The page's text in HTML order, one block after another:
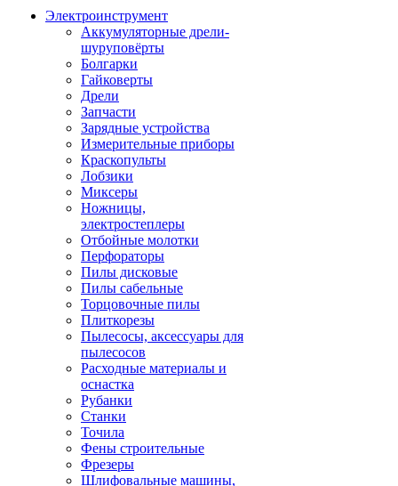
Электроинструмент
Аккумуляторные дрели-
шуруповёрты
Болгарки
Гайковерты
Дрели
Запчасти
Зарядные устройства
Измерительные приборы
Краскопульты
Лобзики
Миксеры
Ножницы,
электростеплеры
Отбойные молотки
Перфораторы
Пилы дисковые
Пилы сабельные
Торцовочные пилы
Плиткорезы
Пылесосы, аксессуары для
пылесосов
Расходные материалы и
оснастка
Рубанки
Станки
Точила
Фены строительные
Фрезеры
Шлифовальные машины,